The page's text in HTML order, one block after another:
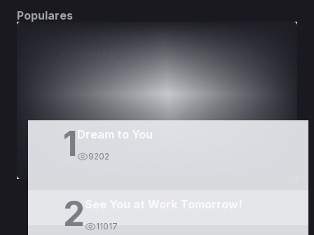
Populares
1 Dream to You
9202
2 11017